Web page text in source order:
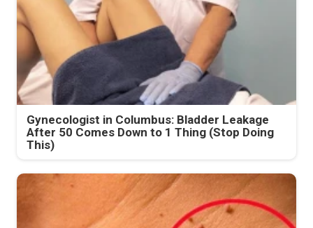
Gynecologist in Columbus: Bladder Leakage
After 50 Comes Down to 1 Thing (Stop Doing
This)